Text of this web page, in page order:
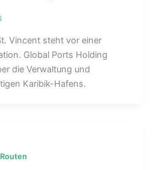
Vincent steht vor einer
Global Ports Holding
die Verwaltung und
Karibik-Hafens.